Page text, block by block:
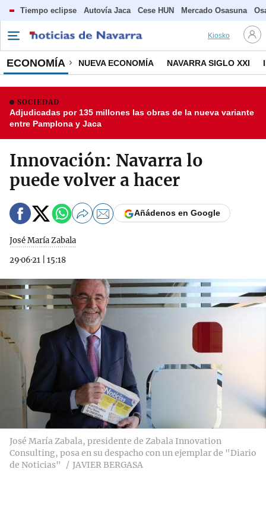
Tiempo eclipse Autovía Jaca Cese HUN Mercado Osasuna
Kiosko
ECONOMÍA NUEVA ECONOMÍA NAVARRA SIGLO XXI
SOCIEDAD
Adjudicadas por 135 millones las obras de la nueva variante
entre Pamplona y Jaca
Innovación: Navarra lo
puede volver a hacer
José María Zabala
29·06·21
15:18
Añádenos en Google
José María Zabala, presidente de Zabala Innovation
Consulting, posa en su despacho con un ejemplar de "Diario
de Noticias"
JAVIER BERGASA